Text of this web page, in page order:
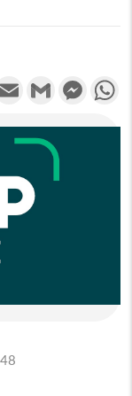
TwitterEmail Gmail